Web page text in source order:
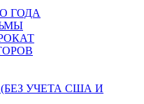
ГОДА
УЧЕТА США И